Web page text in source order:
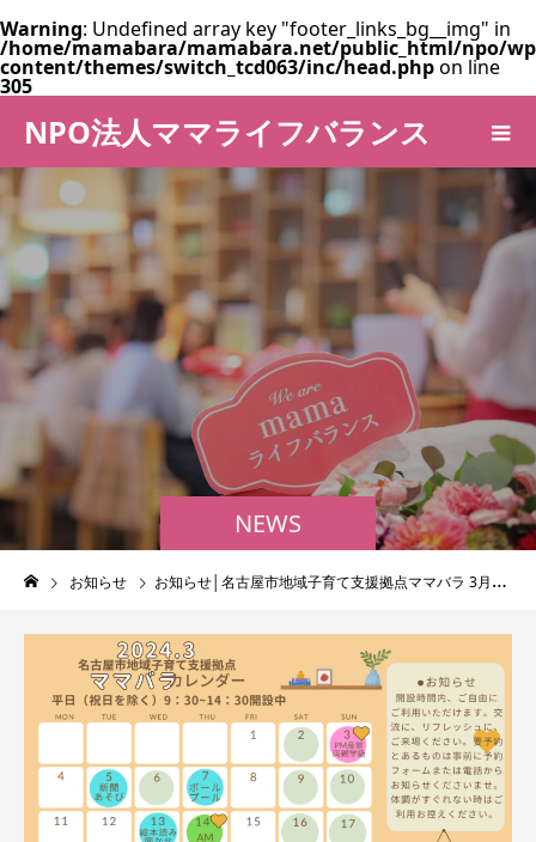
Warning: Undefined array key "footer_links_bg__img" in
/home/mamabara/mamabara.net/public_html/npo/
content/themes/switch_tcd063/inc/head.phpon line
305
NPO法人ママライフバランス
NEWS
お知らせ お知らせ│名古屋市地域子育て支援拠点ママバラ 3月カレンダー